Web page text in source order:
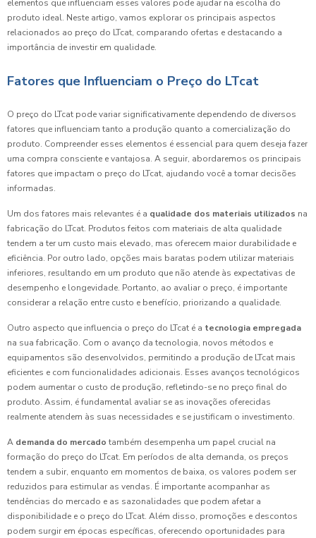
elementos que influenciam esses valores pode ajudar na escolha do
produto ideal. Neste artigo, vamos explorar os principais aspectos
relacionados ao preço do LTcat, comparando ofertas e destacando a
importância de investir em qualidade.
Fatores que Influenciam o Preço do LTcat
O preço do LTcat pode variar significativamente dependendo de diversos
fatores que influenciam tanto a produção quanto a comercialização do
produto. Compreender esses elementos é essencial para quem deseja fazer
uma compra consciente e vantajosa. A seguir, abordaremos os principais
fatores que impactam o preço do LTcat, ajudando você a tomar decisões
informadas.
Um dos fatores mais relevantes é a qualidade dos materiais utilizados na
fabricação do LTcat. Produtos feitos com materiais de alta qualidade
tendem a ter um custo mais elevado, mas oferecem maior durabilidade e
eficiência. Por outro lado, opções mais baratas podem utilizar materiais
inferiores, resultando em um produto que não atende às expectativas de
desempenho e longevidade. Portanto, ao avaliar o preço, é importante
considerar a relação entre custo e benefício, priorizando a qualidade.
Outro aspecto que influencia o preço do LTcat é a tecnologia empregada
na sua fabricação. Com o avanço da tecnologia, novos métodos e
equipamentos são desenvolvidos, permitindo a produção de LTcat mais
eficientes e com funcionalidades adicionais. Esses avanços tecnológicos
podem aumentar o custo de produção, refletindo-se no preço final do
produto. Assim, é fundamental avaliar se as inovações oferecidas
realmente atendem às suas necessidades e se justificam o investimento.
A demanda do mercado também desempenha um papel crucial na
formação do preço do LTcat. Em períodos de alta demanda, os preços
tendem a subir, enquanto em momentos de baixa, os valores podem ser
reduzidos para estimular as vendas. É importante acompanhar as
tendências do mercado e as sazonalidades que podem afetar a
disponibilidade e o preço do LTcat. Além disso, promoções e descontos
podem surgir em épocas específicas, oferecendo oportunidades para